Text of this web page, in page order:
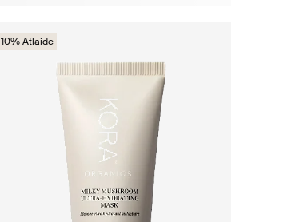
10% Atlaide